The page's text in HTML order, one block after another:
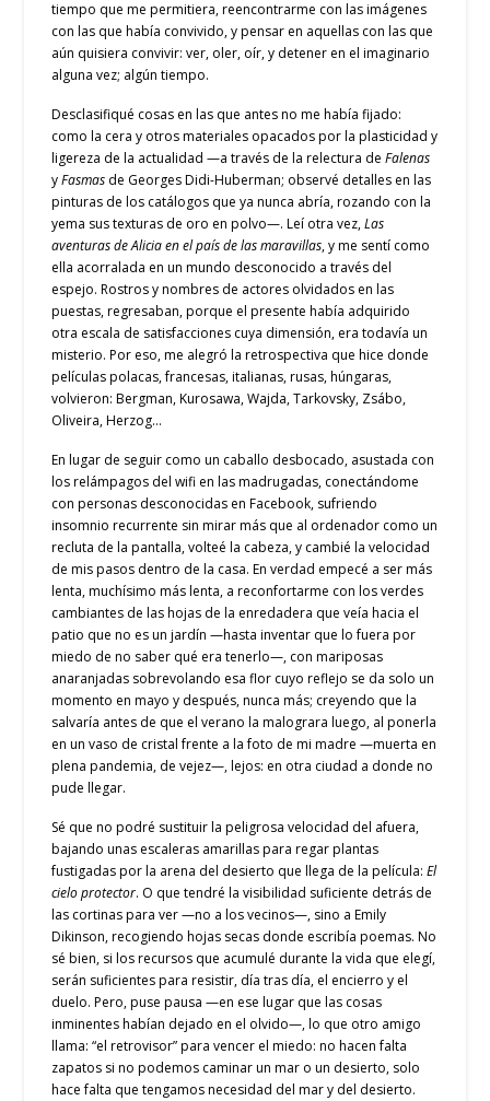
tiempo que me permitiera, reencontrarme con las imágenes
con las que había convivido, y pensar en aquellas con las que
aún quisiera convivir: ver, oler, oír, y detener en el imaginario
alguna vez; algún tiempo.
Desclasifiqué cosas en las que antes no me había fijado:
como la cera y otros materiales opacados por la plasticidad y
ligereza de la actualidad —a través de la relectura deFalenas
yFasmas de Georges Didi-Huberman; observé detalles en las
pinturas de los catálogos que ya nunca abría, rozando con la
yema sus texturas de oro en polvo—. Leí otra vez,Las
aventuras de Alicia en el país de las maravillas, y me sentí como
ella acorralada en un mundo desconocido a través del
espejo. Rostros y nombres de actores olvidados en las
puestas, regresaban, porque el presente había adquirido
otra escala de satisfacciones cuya dimensión, era todavía un
misterio. Por eso, me alegró la retrospectiva que hice donde
películas polacas, francesas, italianas, rusas, húngaras,
volvieron: Bergman, Kurosawa, Wajda, Tarkovsky, Zsábo,
Oliveira, Herzog…
En lugar de seguir como un caballo desbocado, asustada con
los relámpagos del wifi en las madrugadas, conectándome
con personas desconocidas en Facebook, sufriendo
insomnio recurrente sin mirar más que al ordenador como un
recluta de la pantalla, volteé la cabeza, y cambié la velocidad
de mis pasos dentro de la casa. En verdad empecé a ser más
lenta, muchísimo más lenta, a reconfortarme con los verdes
cambiantes de las hojas de la enredadera que veía hacia el
patio que no es un jardín —hasta inventar que lo fuera por
miedo de no saber qué era tenerlo—, con mariposas
anaranjadas sobrevolando esa flor cuyo reflejo se da solo un
momento en mayo y después, nunca más; creyendo que la
salvaría antes de que el verano la malograra luego, al ponerla
en un vaso de cristal frente a la foto de mi madre —muerta en
plena pandemia, de vejez—, lejos: en otra ciudad a donde no
pude llegar.
Sé que no podré sustituir la peligrosa velocidad del afuera,
bajando unas escaleras amarillas para regar plantas
fustigadas por la arena del desierto que llega de la película:El
cielo protector. O que tendré la visibilidad suficiente detrás de
las cortinas para ver —no a los vecinos—, sino a Emily
Dikinson, recogiendo hojas secas donde escribía poemas. No
sé bien, si los recursos que acumulé durante la vida que elegí,
serán suficientes para resistir, día tras día, el encierro y el
duelo. Pero, puse pausa —en ese lugar que las cosas
inminentes habían dejado en el olvido—, lo que otro amigo
llama: “el retrovisor” para vencer el miedo: no hacen falta
zapatos si no podemos caminar un mar o un desierto, solo
hace falta que tengamos necesidad del mar y del desierto.